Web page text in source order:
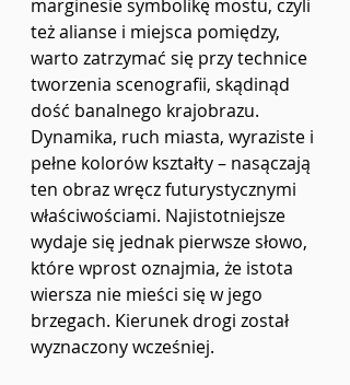
marginesie symbolikę mostu, czyli
też alianse i miejsca pomiędzy,
warto zatrzymać się przy technice
tworzenia scenografii, skądinąd
dość banalnego krajobrazu.
Dynamika, ruch miasta, wyraziste i
pełne kolorów kształty – nasączają
ten obraz wręcz futurystycznymi
właściwościami. Najistotniejsze
wydaje się jednak pierwsze słowo,
które wprost oznajmia, że istota
wiersza nie mieści się w jego
brzegach. Kierunek drogi został
wyznaczony wcześniej.